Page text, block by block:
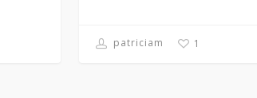
patriciam 1